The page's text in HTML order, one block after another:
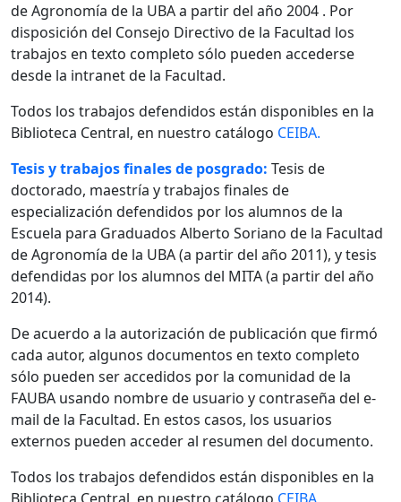
de Agronomía de la UBA a partir del año 2004 . Por
disposición del Consejo Directivo de la Facultad los
trabajos en texto completo sólo pueden accederse
desde la intranet de la Facultad.
Todos los trabajos defendidos están disponibles en la
Biblioteca Central, en nuestro catálogo CEIBA.
Tesis y trabajos finales de posgrado: Tesis de
doctorado, maestría y trabajos finales de
especialización defendidos por los alumnos de la
Escuela para Graduados Alberto Soriano de la Facultad
de Agronomía de la UBA (a partir del año 2011), y tesis
defendidas por los alumnos del MITA (a partir del año
2014).
De acuerdo a la autorización de publicación que firmó
cada autor, algunos documentos en texto completo
sólo pueden ser accedidos por la comunidad de la
FAUBA usando nombre de usuario y contraseña del e-
mail de la Facultad. En estos casos, los usuarios
externos pueden acceder al resumen del documento.
Todos los trabajos defendidos están disponibles en la